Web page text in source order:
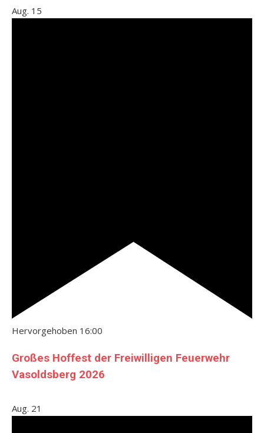
Aug. 15
Hervorgehoben 16:00
Großes Hoffest der Freiwilligen Feuerwehr
Vasoldsberg 2026
Aug. 21